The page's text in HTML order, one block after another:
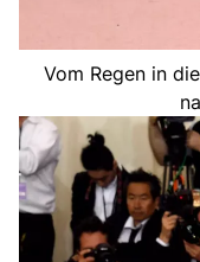
Vom Regen in